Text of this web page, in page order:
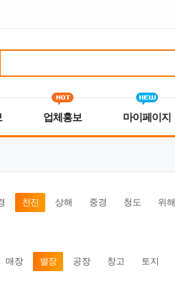
업체홍보 마이페이지
천진 상해 중경 청도 위해
매장 별장 공장 창고 토지